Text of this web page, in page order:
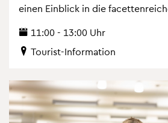
einen Ein­blick in die
11:00 - 13:00 Uhr
Tou­rist-In­for­ma­ti­on